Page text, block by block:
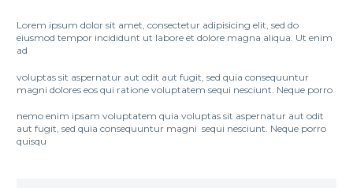
Lorem ipsum dolor sit amet, consectetur adipisicing elit, sed do
eiusmod tempor incididunt ut labore et dolore magna aliqua. Ut enim
ad
voluptas sit aspernatur aut odit aut fugit, sed quia consequuntur
magni dolores eos qui ratione voluptatem sequi nesciunt. Neque porro
nemo enim ipsam voluptatem quia voluptas sit aspernatur aut odit
aut fugit, sed quia consequuntur magni sequi nesciunt. Neque porro
quisqu